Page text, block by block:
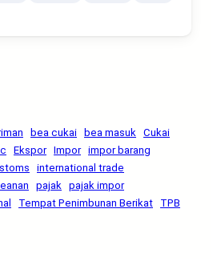
bea cukai bea masuk Cukai
Ekspor Impor impor barang
international trade
pajak pajak impor
Tempat Penimbunan Berikat TPB